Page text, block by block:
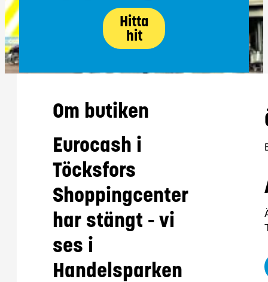
Hitta
hit
Om butiken
Eurocash i
Töcksfors
Shoppingcenter
har stängt - vi
ses i
Handelsparken